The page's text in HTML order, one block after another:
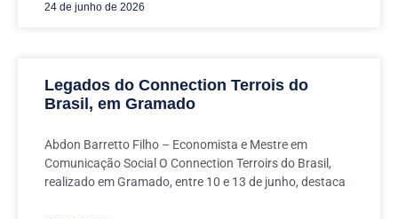
24 de junho de 2026
Legados do Connection Terrois do
Brasil, em Gramado
Abdon Barretto Filho – Economista e Mestre em
Comunicação Social O Connection Terroirs do Brasil,
realizado em Gramado, entre 10 e 13 de junho, destaca